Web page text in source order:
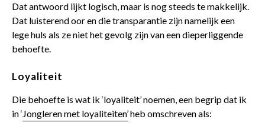
Dat antwoord lijkt logisch, maar is nog steeds te makkelijk.
Dat luisterend oor en die transparantie zijn namelijk een
lege huls als ze niet het gevolg zijn van een dieperliggende
behoefte.
Loyaliteit
Die behoefte is wat ik ‘loyaliteit’ noemen, een begrip dat ik
in ‘Jongleren met loyaliteiten’heb omschreven als: